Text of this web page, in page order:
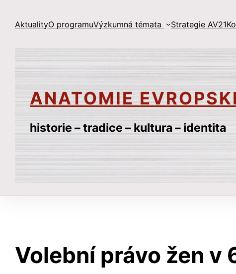
AktualityO programuVýzkumná témata Strategie AV21
ANATOMIE
historie – tradice – kultura – identita
Volební právo žen v